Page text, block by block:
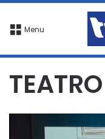
Menu
TEATRO